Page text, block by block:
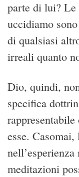
parte di lui?
uccidiamo
di qualsiasi
irreali quanto
Dio, quindi,
specifica
esse.
meditazioni